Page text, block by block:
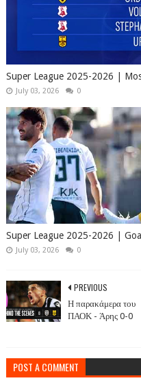
Super League 2025-2026 |
July 03, 2026 0
Super League 2025-2026 |
July 03, 2026 0
PREVIOUS
Η παρακάμερα του
ΠΑΟΚ - Άρης 0-0
POST A COMMENT